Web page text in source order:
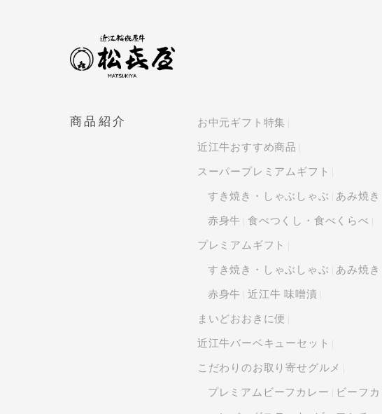
商品紹介 お中元ギフト特集
近江牛おすすめ商品
スーパープレミアムギフト
すき焼き・しゃぶしゃぶ あみ焼き
赤身牛 食べつくし・食べくらべ
プレミアムギフト
すき焼き・しゃぶしゃぶ あみ焼き
赤身牛 近江牛 味噌漬
まいどおおきに便
近江牛バーベキューセット
こだわりのお取り寄せグルメ
プレミアムビーフカレー ビーフカ